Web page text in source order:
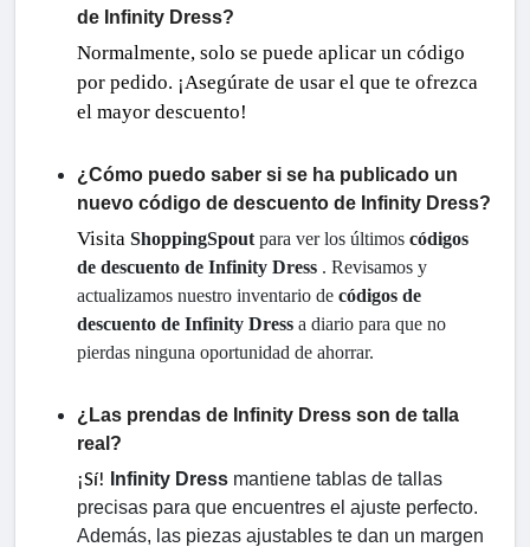
de Infinity Dress?
Normalmente, solo se puede aplicar un código
por pedido. ¡Asegúrate de usar el que te ofrezca
el mayor descuento!
¿Cómo puedo saber si se ha publicado un
nuevo código de descuento de Infinity Dress?
Visita ShoppingSpout para ver los últimos códigos
de descuento de Infinity Dress . Revisamos y
actualizamos nuestro inventario de códigos de
descuento de Infinity Dress a diario para que no
pierdas ninguna oportunidad de ahorrar.
¿Las prendas de Infinity Dress son de talla
real?
¡Sí!
Infinity Dress mantiene tablas de tallas
precisas para que encuentres el ajuste perfecto.
Además, las piezas ajustables te dan un margen